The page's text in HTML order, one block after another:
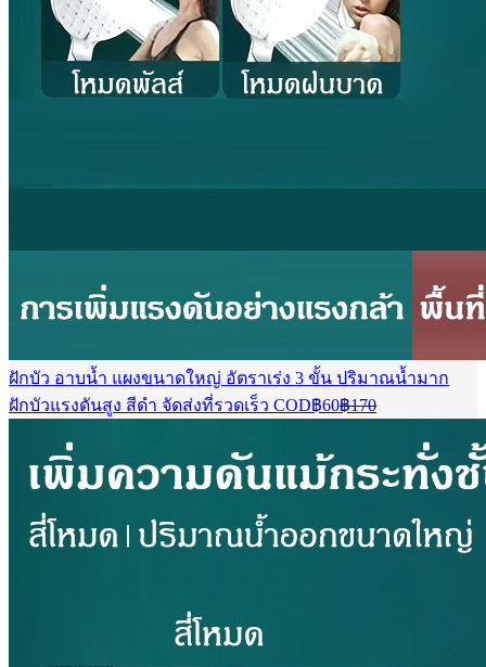
ฝักบัว อาบนํ้า แผงขนาดใหญ่ อัตราเร่ง 3 ขั้น ปริมาณน้ำมาก
ฝักบัวแรงดันสูง สีดำ จัดส่งที่รวดเร็ว COD฿60Current
price
฿60.
฿170Original
price
฿170.